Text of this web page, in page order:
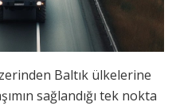
Baltık ülkelerine
sağlandığı tek nokta